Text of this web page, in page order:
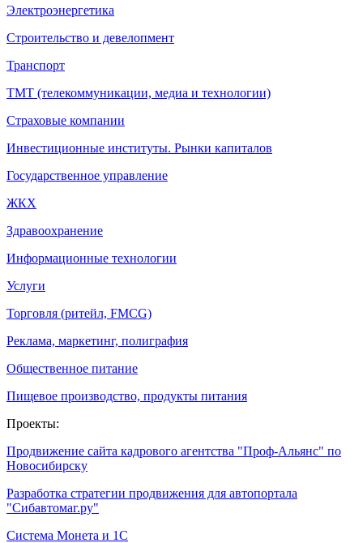
Электроэнергетика
Строительство и девелопмент
Транспорт
ТМТ (телекоммуникации, медиа и технологии)
Страховые компании
Инвестиционные институты. Рынки капиталов
Государственное управление
ЖКХ
Здравоохранение
Информационные технологии
Услуги
Торговля (ритейл, FMCG)
Реклама, маркетинг, полиграфия
Общественное питание
Пищевое производство, продукты питания
Проекты:
Продвижение сайта кадрового агентства "Проф-Альянс" по
Новосибирску
Разработка стратегии продвижения для автопортала
"Сибавтомаг.ру"
Система Монета и 1С